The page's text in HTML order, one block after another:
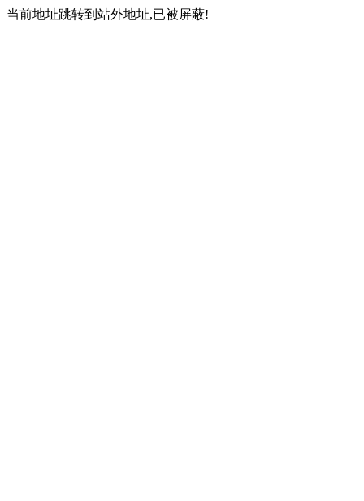
当前地址跳转到站外地址,已被屏蔽!